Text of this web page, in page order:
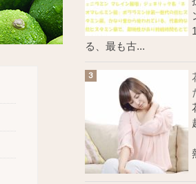
る、最も古...